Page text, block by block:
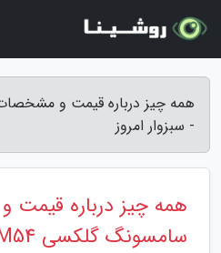
- سبزوار امروز
همه چیز درباره
سامسونگ گلکسی M54